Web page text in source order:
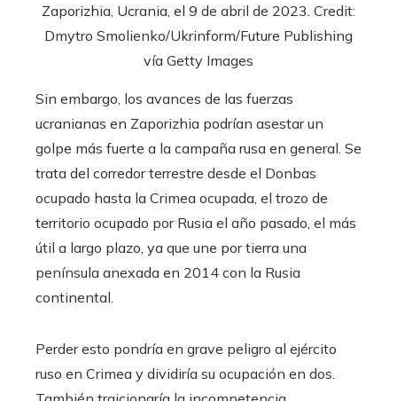
Zaporizhia, Ucrania, el 9 de abril de 2023. Credit:
Dmytro Smolienko/Ukrinform/Future Publishing
vía Getty Images
Sin embargo, los avances de las fuerzas
ucranianas en Zaporizhia podrían asestar un
golpe más fuerte a la campaña rusa en general. Se
trata del corredor terrestre desde el Donbas
ocupado hasta la Crimea ocupada, el trozo de
territorio ocupado por Rusia el año pasado, el más
útil a largo plazo, ya que une por tierra una
península anexada en 2014 con la Rusia
continental.
Perder esto pondría en grave peligro al ejército
ruso en Crimea y dividiría su ocupación en dos.